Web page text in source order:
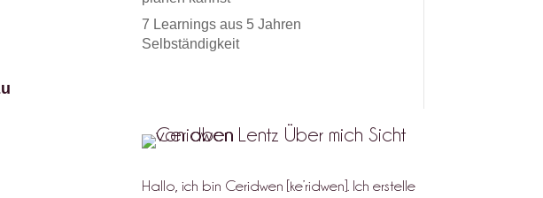
7 Learnings aus 5 Jahren
Selbständigkeit
Hallo, ich bin Ceridwen [ke’ridwen]. Ich erstelle